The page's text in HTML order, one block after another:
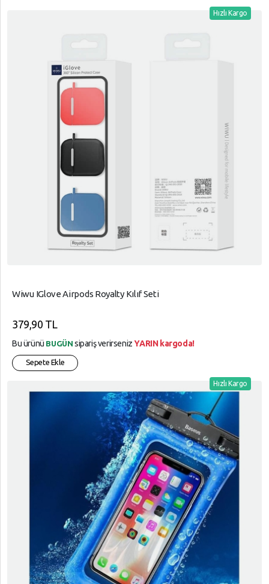
Hızlı Kargo
Wiwu IGlove Airpods Royalty Kılıf Seti
379,90 TL
Bu ürünü BUGÜN sipariş verirsenizYARIN kargoda!
Sepete Ekle
Hızlı Kargo